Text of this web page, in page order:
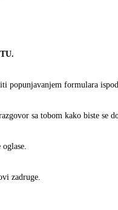
popunjavanjem formulara
sa tobom kako biste se
oglase.
zadruge.